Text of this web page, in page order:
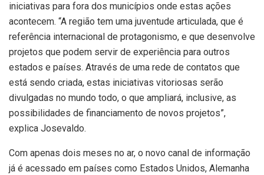
iniciativas para fora dos municípios onde estas ações
acontecem. “A região tem uma juventude articulada, que é
referência internacional de protagonismo, e que desenvolve
projetos que podem servir de experiência para outros
estados e países. Através de uma rede de contatos que
está sendo criada, estas iniciativas vitoriosas serão
divulgadas no mundo todo, o que ampliará, inclusive, as
possibilidades de financiamento de novos projetos”,
explica Josevaldo.
Com apenas dois meses no ar, o novo canal de informação
já é acessado em países como Estados Unidos, Alemanha